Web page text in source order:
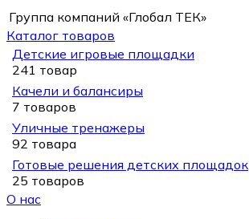
Группа компаний «Глобал ТЕК»
Каталог товаров
Детские игровые площадки
241 товар
Качели и балансиры
7 товаров
Уличные тренажеры
92 товара
Готовые решения детских площадок
25 товаров
О нас